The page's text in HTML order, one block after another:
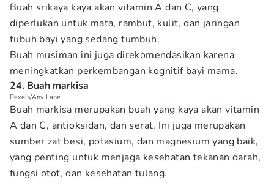
Buah srikaya kaya akan vitamin A dan C, yang
diperlukan untuk mata, rambut, kulit, dan jaringan
tubuh bayi yang sedang tumbuh.
Buah musiman ini juga direkomendasikan karena
meningkatkan perkembangan kognitif bayi mama.
24. Buah markisa
Pexels/Any Lane
Buah markisa merupakan buah yang kaya akan vitamin
A dan C, antioksidan, dan serat. Ini juga merupakan
sumber zat besi, potasium, dan magnesium yang baik,
yang penting untuk menjaga kesehatan tekanan darah,
fungsi otot, dan kesehatan tulang.